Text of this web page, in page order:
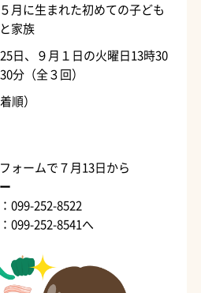
月に生まれた初めての子ども
家族
日、９月１日の火曜日13時30
分（全３回）
順）
ォームで７月13日から
099-252-8522
099-252-8541へ